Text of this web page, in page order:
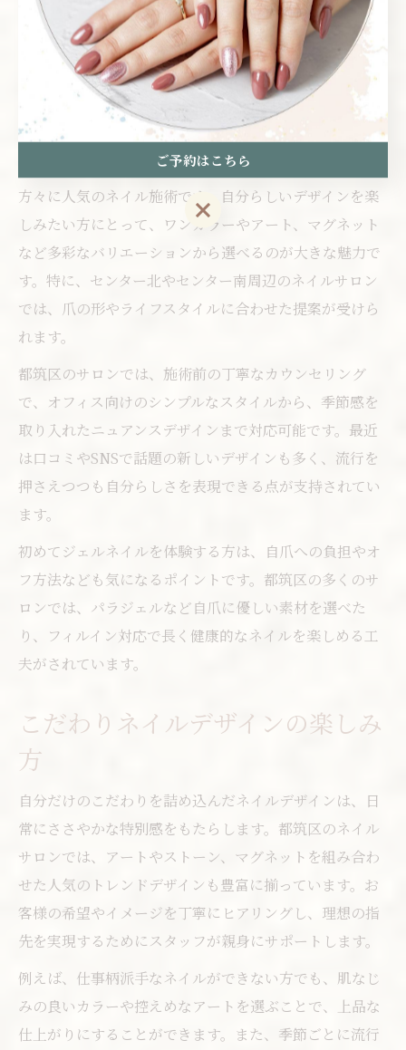
自分らしさ引き出すネイルの楽しみ方
ジェルネイルで自分らしい指先を
演出
ジェルネイルは、神奈川県横浜市都筑区で幅広い年代の
方々に人気のネイル施術です。自分らしいデザインを楽
しみたい方にとって、ワンカラーやアート、マグネット
など多彩なバリエーションから選べるのが大きな魅力で
す。特に、センター北やセンター南周辺のネイルサロン
では、爪の形やライフスタイルに合わせた提案が受けら
れます。
都筑区のサロンでは、施術前の丁寧なカウンセリング
で、オフィス向けのシンプルなスタイルから、季節感を
取り入れたニュアンスデザインまで対応可能です。最近
は口コミやSNSで話題の新しいデザインも多く、流行を
押さえつつも自分らしさを表現できる点が支持されてい
ます。
初めてジェルネイルを体験する方は、自爪への負担やオ
フ方法なども気になるポイントです。都筑区の多くのサ
ロンでは、パラジェルなど自爪に優しい素材を選べた
り、フィルイン対応で長く健康的なネイルを楽しめる工
夫がされています。
こだわりネイルデザインの楽しみ
方
自分だけのこだわりを詰め込んだネイルデザインは、日
常にささやかな特別感をもたらします。都筑区のネイル
サロンでは、アートやストーン、マグネットを組み合わ
せた人気のトレンドデザインも豊富に揃っています。お
客様の希望やイメージを丁寧にヒアリングし、理想の指
先を実現するためにスタッフが親身にサポートします。
例えば、仕事柄派手なネイルができない方でも、肌なじ
みの良いカラーや控えめなアートを選ぶことで、上品な
仕上がりにすることができます。また、季節ごとに流行
ご予約はこちら
ご予約はこちら